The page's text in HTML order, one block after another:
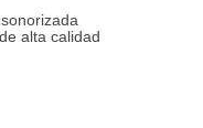
alta calidad
manual